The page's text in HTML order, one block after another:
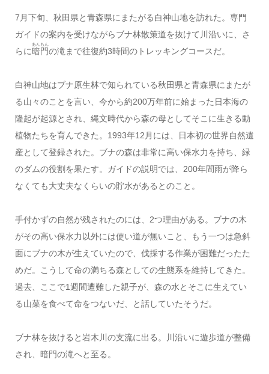
7月下旬、秋田県と青森県にまたがる白神山地を訪れた。専門
ガイドの案内を受けながらブナ林散策道を抜けて川沿いに、さ
らに暗門
あんもん
の滝まで往復約3時間のトレッキングコースだ。
白神山地はブナ原生林で知られている秋田県と青森県にまたが
る山々のことを言い、今から約200万年前に始まった日本海の
隆起が起源とされ、縄文時代から森の母としてそこに生きる動
植物たちを育んできた。1993年12月には、日本初の世界自然遺
産として登録された。ブナの森は非常に高い保水力を持ち、緑
のダムの役割を果たす。ガイドの説明では、200年間雨が降ら
なくても大丈夫なくらいの貯水があるとのこと。
手付かずの自然が残されたのには、2つ理由がある。ブナの木
がその高い保水力以外には使い道が無いこと、もう一つは急斜
面にブナの木が生えていたので、伐採する作業が困難だったた
めだ。こうして命の満ちる森としての生態系を維持してきた。
過去、ここで1週間遭難した親子が、森の水とそこに生えてい
る山菜を食べて命をつないだ、と話していたそうだ。
ブナ林を抜けると岩木川の支流に出る。川沿いに遊歩道が整備
され、暗門の滝へと至る。